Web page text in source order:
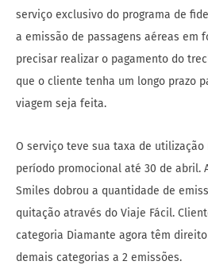
serviço exclusivo do programa de
a emissão de passagens aéreas em
precisar realizar o pagamento do
que o cliente tenha um longo prazo
viagem seja feita.
O serviço teve sua taxa de utilização
período promocional até 30 de abril.
Smiles dobrou a quantidade de
quitação através do Viaje Fácil.
categoria Diamante agora têm
demais categorias a 2 emissões.